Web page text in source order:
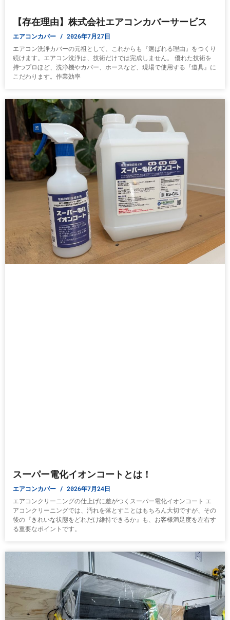
【存在理由】株式会社エアコンカバーサービス
エアコンカバー 2026年7月27日
エアコン洗浄カバーの元祖として、これからも『選ばれる理由』をつくり
続けます。エアコン洗浄は、技術だけでは完成しません。 優れた技術を
持つプロほど、洗浄機やカバー、ホースなど、現場で使用する『道具』に
こだわります。作業効率
スーパー電化イオンコートとは！
エアコンカバー 2026年7月24日
エアコンクリーニングの仕上げに差がつくスーパー電化イオンコート エ
アコンクリーニングでは、汚れを落とすことはもちろん大切ですが、その
後の『きれいな状態をどれだけ維持できるか』も、お客様満足度を左右す
る重要なポイントです。